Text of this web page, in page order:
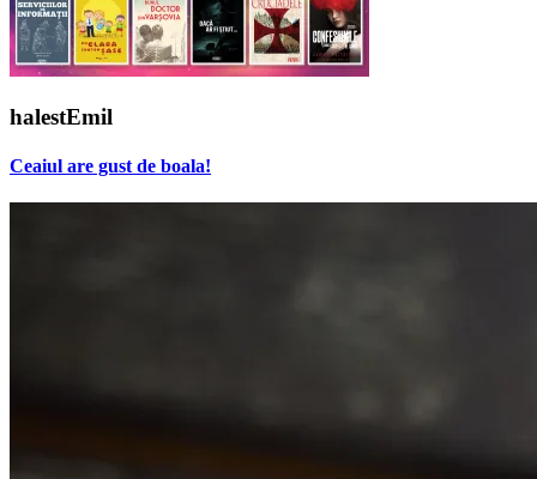
halestEmil
Ceaiul are gust de boala!